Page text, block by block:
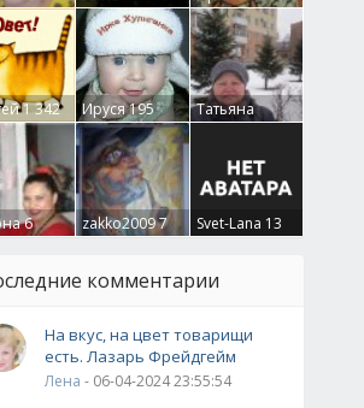
Гумлевая0
Бруцкая41
1 342 Ируся195
Татьяна
Крючкова0
6 zakko20097 Svet-Lana 13
комментарии
На вкус, на цвет товарищи
есть. Лазарь Фрейдгейм
Лена - 06-04-2024 23:55:54